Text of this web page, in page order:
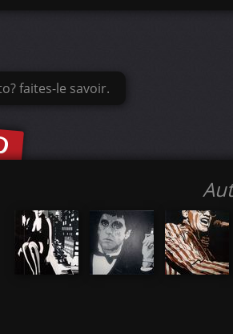
faites-le savoir.